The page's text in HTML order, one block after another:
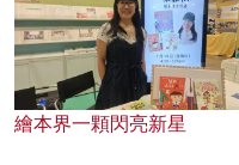
繪本界一顆閃亮新星